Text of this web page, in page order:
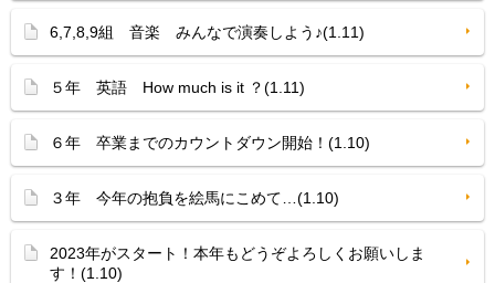
6,7,8,9組 音楽 みんなで演奏しよう♪(1.11)
５年 英語 How much is it ？(1.11)
６年 卒業までのカウントダウン開始！(1.10)
３年 今年の抱負を絵馬にこめて…(1.10)
2023年がスタート！本年もどうぞよろしくお願いしま
す！(1.10)